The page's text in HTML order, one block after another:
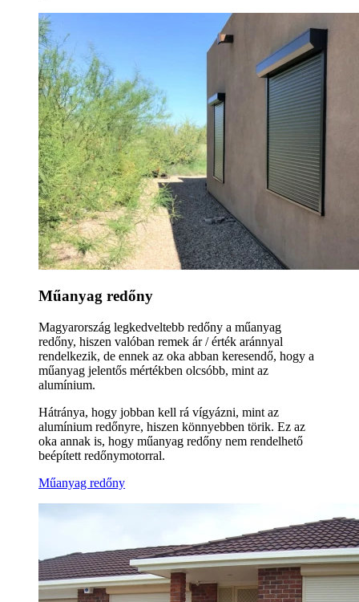
Műanyag redőny
Magyarország legkedveltebb redőny a műanyag
redőny, hiszen valóban remek ár / érték aránnyal
rendelkezik, de ennek az oka abban keresendő, hogy a
műanyag jelentős mértékben olcsóbb, mint az
alumínium.
Hátránya, hogy jobban kell rá vígyázni, mint az
alumínium redőnyre, hiszen könnyebben törik. Ez az
oka annak is, hogy műanyag redőny nem rendelhető
beépített redőnymotorral.
Műanyag redőny